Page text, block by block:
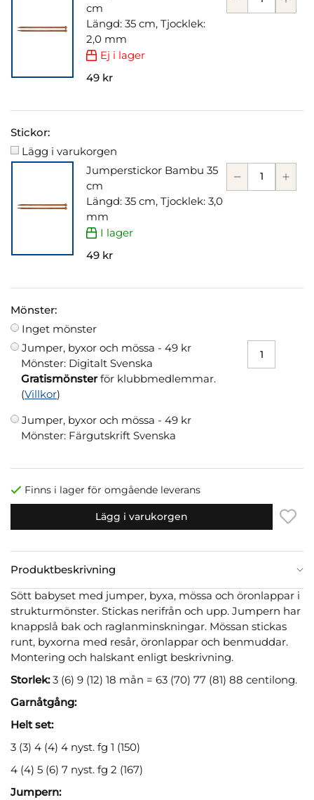
cm
Längd: 35 cm, Tjocklek:
2,0 mm
Ej i lager
49 kr
Stickor:
Lägg i varukorgen
Jumperstickor Bambu 35
cm
Längd: 35 cm, Tjocklek: 3,0
mm
I lager
49 kr
Mönster:
Inget mönster
Jumper, byxor och mössa - 49 kr
Mönster: Digitalt Svenska
Gratismönsterför klubbmedlemmar.
(Villkor)
Jumper, byxor och mössa - 49 kr
Mönster: Färgutskrift Svenska
Finns i lager för omgående leverans
Lägg i varukorgen
Produktbeskrivning
Sött babyset med jumper, byxa, mössa och öronlappar i
strukturmönster. Stickas nerifrån och upp. Jumpern har
knappslå bak och raglanminskningar. Mössan stickas
runt, byxorna med resår, öronlappar och benmuddar.
Montering och halskant enligt beskrivning.
Storlek:3 (6) 9 (12) 18 mån = 63 (70) 77 (81) 88 centilong.
Garnåtgång:
Helt set:
3 (3) 4 (4) 4 nyst. fg 1 (150)
4 (4) 5 (6) 7 nyst. fg 2 (167)
Jumpern: